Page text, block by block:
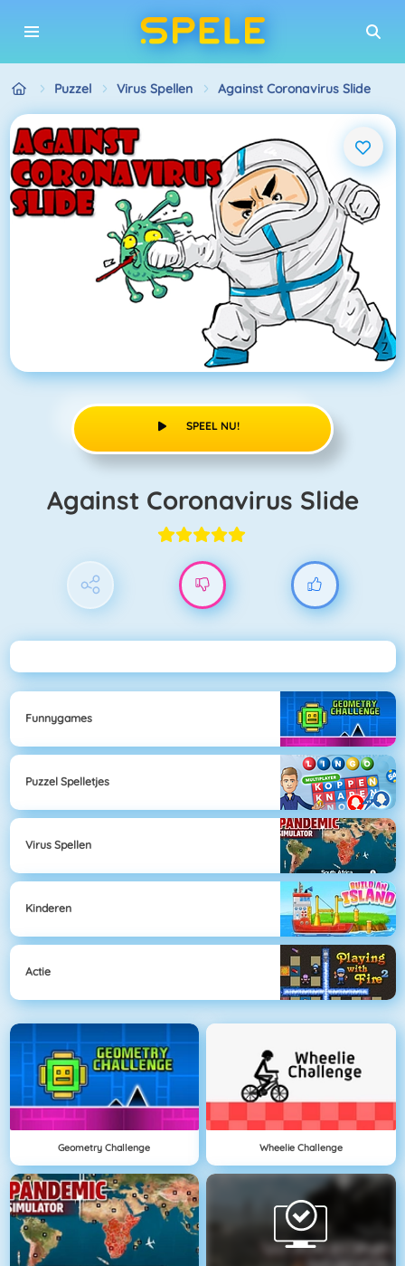
Puzzel Virus Spellen Against Coronavirus Slide
SPEEL NU!
Against Coronavirus Slide
Funnygames
Puzzel Spelletjes
Virus Spellen
Kinderen
Actie
Geometry Challenge Wheelie Challenge